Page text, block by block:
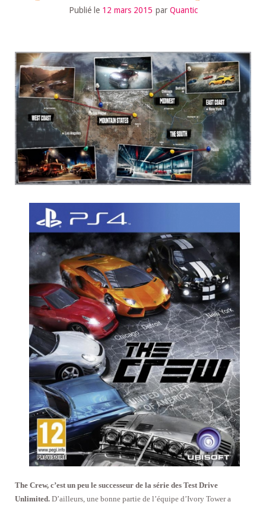
Publié le 12 mars 2015 par Quantic
The Crew, c’est un peu le successeur de la série des Test Drive
Unlimited. D’ailleurs, une bonne partie de l’équipe d’Ivory Tower a